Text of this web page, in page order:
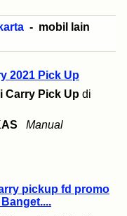
- mobil lain
2021 Pick Up
Carry Pick Up di
Manual
pickup fd promo